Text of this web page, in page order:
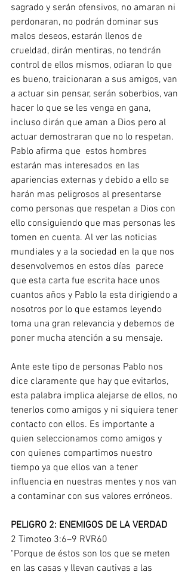
sagrado y serán ofensivos, no amaran ni
perdonaran, no podrán dominar sus
malos deseos, estarán llenos de
crueldad, dirán mentiras, no tendrán
control de ellos mismos, odiaran lo que
es bueno, traicionaran a sus amigos, van
a actuar sin pensar, serán soberbios, van
hacer lo que se les venga en gana,
incluso dirán que aman a Dios pero al
actuar demostraran que no lo respetan.
Pablo afirma que  estos hombres
estarán mas interesados en las
apariencias externas y debido a ello se
harán mas peligrosos al presentarse
como personas que respetan a Dios con
ello consiguiendo que mas personas les
tomen en cuenta. Al ver las noticias
mundiales y a la sociedad en la que nos
desenvolvemos en estos días  parece
que esta carta fue escrita hace unos
cuantos años y Pablo la esta dirigiendo a
nosotros por lo que estamos leyendo
toma una gran relevancia y debemos de
poner mucha atención a su mensaje.
Ante este tipo de personas Pablo nos
dice claramente que hay que evitarlos,
esta palabra implica alejarse de ellos, no
tenerlos como amigos y ni siquiera tener
contacto con ellos. Es importante a
quien seleccionamos como amigos y
con quienes compartimos nuestro
tiempo ya que ellos van a tener
influencia en nuestras mentes y nos van
a contaminar con sus valores erróneos.
PELIGRO 2: ENEMIGOS DE LA VERDAD
2 Timoteo 3:6–9 RVR60
"Porque de éstos son los que se meten
en las casas y llevan cautivas a las